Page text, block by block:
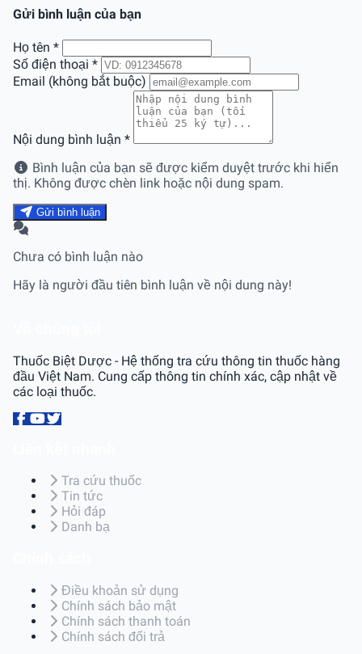
Gửi bình luận của bạn
Họ tên *
Số điện thoại *
Email (không bắt buộc)
Nội dung bình luận *
Bình luận của bạn sẽ được kiểm duyệt trước khi hiển
thị. Không được chèn link hoặc nội dung spam.
Gửi bình luận
Chưa có bình luận nào
Hãy là người đầu tiên bình luận về nội dung này!
Thuốc Biệt Dược - Hệ thống tra cứu thông tin thuốc hàng
đầu Việt Nam. Cung cấp thông tin chính xác, cập nhật về
các loại thuốc.
Tra cứu thuốc
Tin tức
Hỏi đáp
Danh bạ
Điều khoản sử dụng
Chính sách bảo mật
Chính sách thanh toán
Chính sách đổi trả